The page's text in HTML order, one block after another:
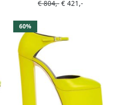
€ 804,- € 421,-
60%